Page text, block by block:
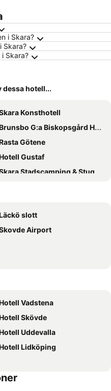
i Skara?
Skara?
Skara?
dessa hotell...
Konsthotell
G:a Biskopsgård Hotell & Konferens
Götene
Gustaf
Stadscamping & Stugby
slott
Airport
Vadstena
Skövde
Uddevalla
Lidköping